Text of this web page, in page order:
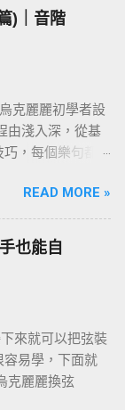
穩，後面的路
)｜音階
克麗麗初學者設
由淺入深，從基
，每個樂句都
。 建議從第一課
序往下練；若你
看 〈為什麼要
篇。
READ MORE »
也能自
來就可以把弦裝
容易學，下面就
克麗麗換弦